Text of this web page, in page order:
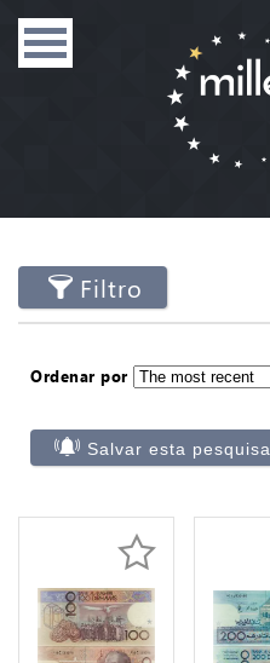
Filtro
Ordenar por
Salvar esta pesquisa